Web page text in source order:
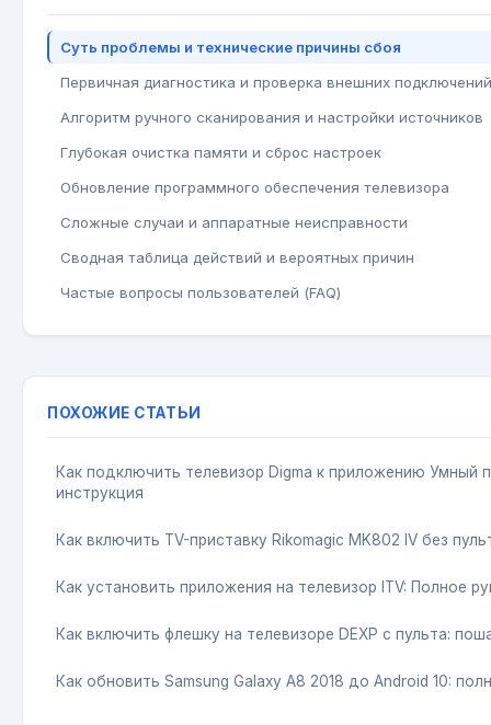
Суть проблемы и технические причины сбоя
Первичная диагностика и проверка внешних подключений
Алгоритм ручного сканирования и настройки источников
Глубокая очистка памяти и сброс настроек
Обновление программного обеспечения телевизора
Сложные случаи и аппаратные неисправности
Сводная таблица действий и вероятных причин
Частые вопросы пользователей (FAQ)
ПОХОЖИЕ СТАТЬИ
Как подключить телевизор Digma к приложению Умный
инструкция
Как включить TV-приставку Rikomagic MK802 IV без
Как установить приложения на телевизор ITV: Полное
Как включить флешку на телевизоре DEXP с пульта:
Как обновить Samsung Galaxy A8 2018 до Android 10: